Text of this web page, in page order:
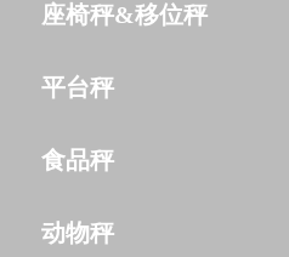
座椅秤&移位秤
平台秤
食品秤
动物秤